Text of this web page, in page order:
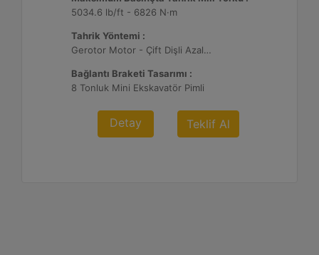
5034.6 lb/ft - 6826 N·m
Tahrik Yöntemi :
Gerotor Motor - Çift Dişli Azaltma
Bağlantı Braketi Tasarımı :
8 Tonluk Mini Ekskavatör Pimli
Detay Teklif Al